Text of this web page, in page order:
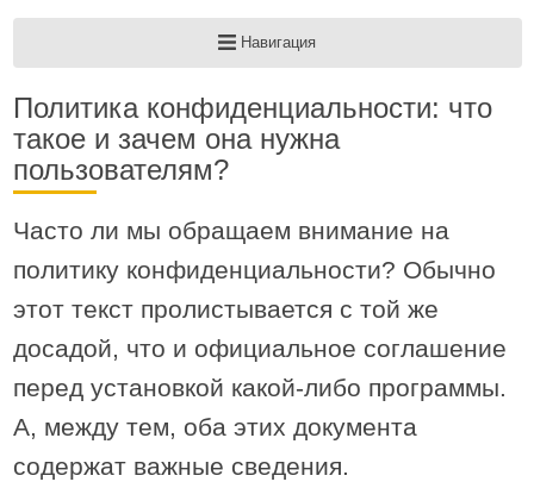
Навигация
Политика конфиденциальности: что
такое и зачем она нужна
пользователям?
Часто ли мы обращаем внимание на
политику конфиденциальности? Обычно
этот текст пролистывается с той же
досадой, что и официальное соглашение
перед установкой какой-либо программы.
А, между тем, оба этих документа
содержат важные сведения.